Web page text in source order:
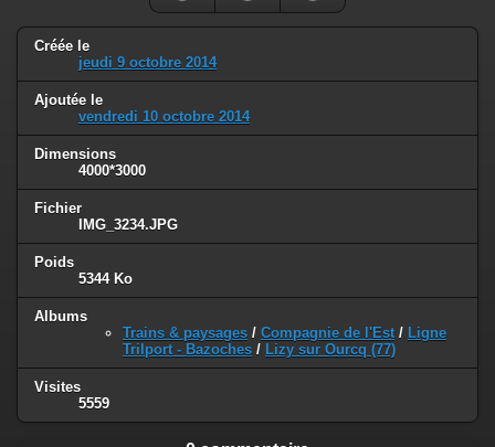
Créée le
jeudi 9 octobre 2014
Ajoutée le
vendredi 10 octobre 2014
Dimensions
4000*3000
Fichier
IMG_3234.JPG
Poids
5344 Ko
Albums
Trains & paysages / Compagnie de l'Est / Ligne
Trilport - Bazoches / Lizy sur Ourcq (77)
Visites
5559